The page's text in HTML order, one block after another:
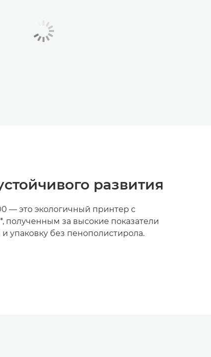
развития
— это экологичный принтер с
полученным за высокие показатели
упаковку без пенополистирола.